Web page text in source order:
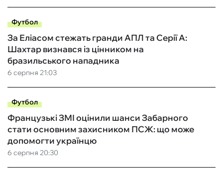
Футбол
6 серпня 21:03
За Еліасом стежать гранди АПЛ та Серії А:
Шахтар визнався із цінником на
бразильського нападника
Футбол
6 серпня 20:30
Французькі ЗМІ оцінили шанси Забарного
стати основним захисником ПСЖ: що може
допомогти українцю